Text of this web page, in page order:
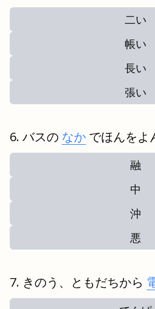
二い
帳い
長い
張い
バスの なか でほんをよ
融
中
沖
悪
きのう、ともだちから